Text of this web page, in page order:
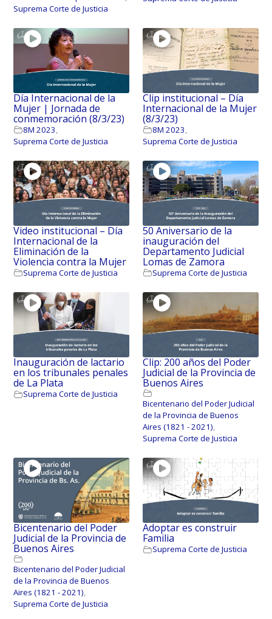
Suprema Corte de Justicia
Día Internacional de la
Mujer | Jornada de
conmemoración (8/3/23)
8M 2023,
Suprema Corte de Justicia
Clip institucional – Día
Internacional de la Mujer
(8/3/23)
8M 2023,
Suprema Corte de Justicia
Video institucional – Día
Internacional de la
Eliminación de la
Violencia contra la Mujer
Suprema Corte de Justicia
50 Aniversario de la
inauguración del
Departamento Judicial
Lomas de Zamora
Suprema Corte de Justicia
Inauguración de lactario
en los tribunales penales
de La Plata
Suprema Corte de Justicia
Clip: 200 años del Poder
Judicial de la Provincia de
Buenos Aires
Bicentenario del Poder Judicial
de la Provincia de Buenos
Aires (1821 - 2021),
Suprema Corte de Justicia
Bicentenario del Poder
Judicial de la Provincia de
Buenos Aires
Bicentenario del Poder Judicial
de la Provincia de Buenos
Aires (1821 - 2021),
Suprema Corte de Justicia
Adoptar es construir
Familia
Suprema Corte de Justicia